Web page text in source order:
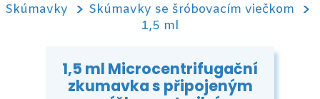
Skúmavky
Skúmavky se šróbovacím viečkom
1,5 ml
1,5 ml Microcentrifugační
zkumavka s připojeným